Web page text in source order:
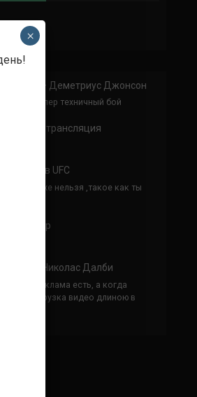
Круз — Деметриус Джонсон
этот супер техничный бой
прямая трансляция
боев UFC
даже нельзя ,такое как ты
МакГрегор
Браун — Николас Далби
бой, реклама есть, а когда
загрузка видео длиною в
×